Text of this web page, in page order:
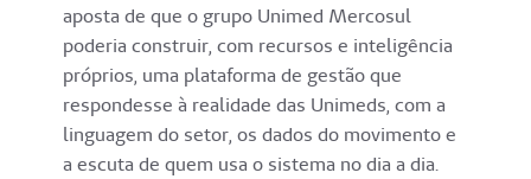
aposta de que o grupo Unimed Mercosul
poderia construir, com recursos e inteligência
próprios, uma plataforma de gestão que
respondesse à realidade das Unimeds, com a
linguagem do setor, os dados do movimento e
a escuta de quem usa o sistema no dia a dia.